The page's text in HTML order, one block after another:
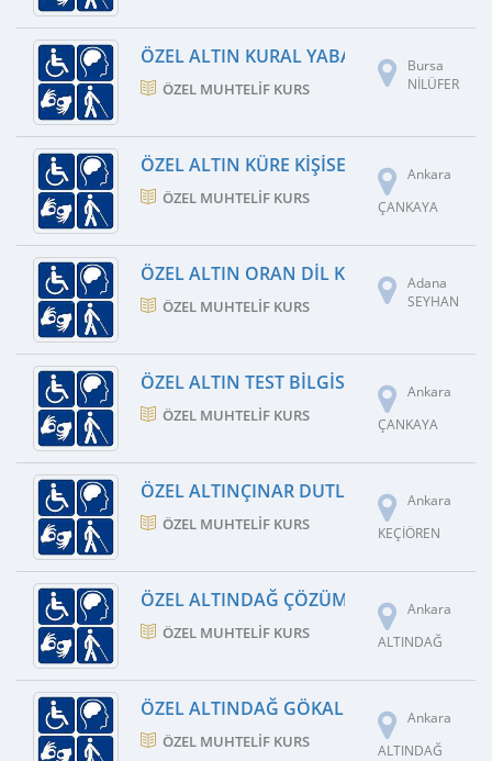
ÖZEL ALTIN KURAL YABANCI DIL KURSU
ÖZEL MUHTELIF KURS
Bursa
NİLÜFER
ÖZEL ALTIN KÜRE KIŞISEL GELIŞIM KURSU
ÖZEL MUHTELIF KURS
Ankara
ÇANKAYA
ÖZEL ALTIN ORAN DIL KURSU
ÖZEL MUHTELIF KURS
Adana
SEYHAN
ÖZEL ALTIN TEST BILGISAYAR KURSU
ÖZEL MUHTELIF KURS
Ankara
ÇANKAYA
ÖZEL ALTINÇINAR DUTLUK KIŞISEL
ÖZEL MUHTELIF KURS
Ankara
KEÇİÖREN
ÖZEL ALTINDAĞ ÇÖZÜM KIŞISEL
ÖZEL MUHTELIF KURS
Ankara
ALTINDAĞ
ÖZEL ALTINDAĞ GÖKALP İŞ MAKINELERI
ÖZEL MUHTELIF KURS
Ankara
ALTINDAĞ